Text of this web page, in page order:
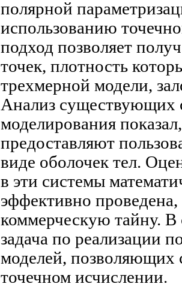
полярной
использованию
подход позволяет
точек, плотность
трехмерной модели,
Анализ существующих
моделирования
предоставляют
виде оболочек тел.
в эти системы
эффективно проведена,
коммерческую тайну. В
задача по реализации
моделей, позволяющих
точечном исчислении.